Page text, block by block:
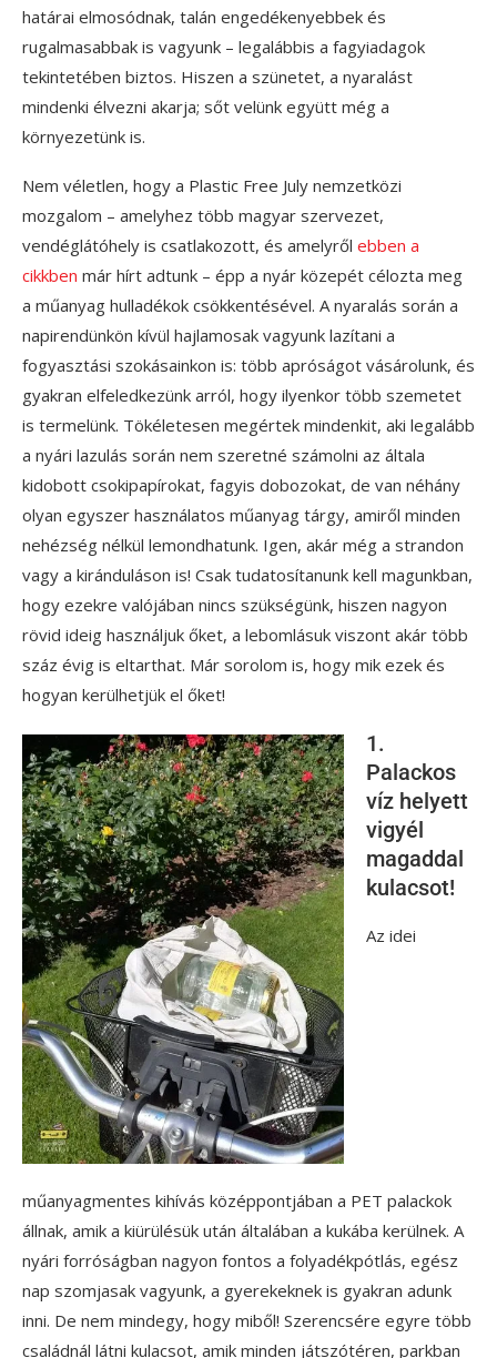
határai elmosódnak, talán engedékenyebbek és
rugalmasabbak is vagyunk – legalábbis a fagyiadagok
tekintetében biztos. Hiszen a szünetet, a nyaralást
mindenki élvezni akarja; sőt velünk együtt még a
környezetünk is.
Nem véletlen, hogy a Plastic Free July nemzetközi
mozgalom – amelyhez több magyar szervezet,
vendéglátóhely is csatlakozott, és amelyről ebben a
cikkben már hírt adtunk – épp a nyár közepét célozta meg
a műanyag hulladékok csökkentésével. A nyaralás során a
napirendünkön kívül hajlamosak vagyunk lazítani a
fogyasztási szokásainkon is: több apróságot vásárolunk, és
gyakran elfeledkezünk arról, hogy ilyenkor több szemetet
is termelünk. Tökéletesen megértek mindenkit, aki legalább
a nyári lazulás során nem szeretné számolni az általa
kidobott csokipapírokat, fagyis dobozokat, de van néhány
olyan egyszer használatos műanyag tárgy, amiről minden
nehézség nélkül lemondhatunk. Igen, akár még a strandon
vagy a kiránduláson is! Csak tudatosítanunk kell magunkban,
hogy ezekre valójában nincs szükségünk, hiszen nagyon
rövid ideig használjuk őket, a lebomlásuk viszont akár több
száz évig is eltarthat. Már sorolom is, hogy mik ezek és
hogyan kerülhetjük el őket!
1.
Palackos
víz helyett
vigyél
magaddal
kulacsot!
Az idei
műanyagmentes kihívás középpontjában a PET palackok
állnak, amik a kiürülésük után általában a kukába kerülnek. A
nyári forróságban nagyon fontos a folyadékpótlás, egész
nap szomjasak vagyunk, a gyerekeknek is gyakran adunk
inni. De nem mindegy, hogy miből! Szerencsére egyre több
családnál látni kulacsot, amik minden játszótéren, parkban